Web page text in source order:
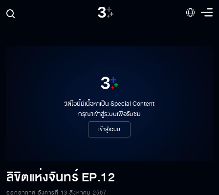
วิดีโอนี้มีเนื้อหาเป็น Special Content
กรุณาเข้าสู่ระบบเพื่อรับชม
เข้าสู่ระบบ
ลิขิตแห่งจันทร์EP.12
ออกอากาศ อังคารที่ 13 สิงหาคม 2567